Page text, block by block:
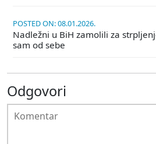
POSTED ON: 08.01.2026.
Nadležni u BiH zamolili za
sam od sebe
Odgovori